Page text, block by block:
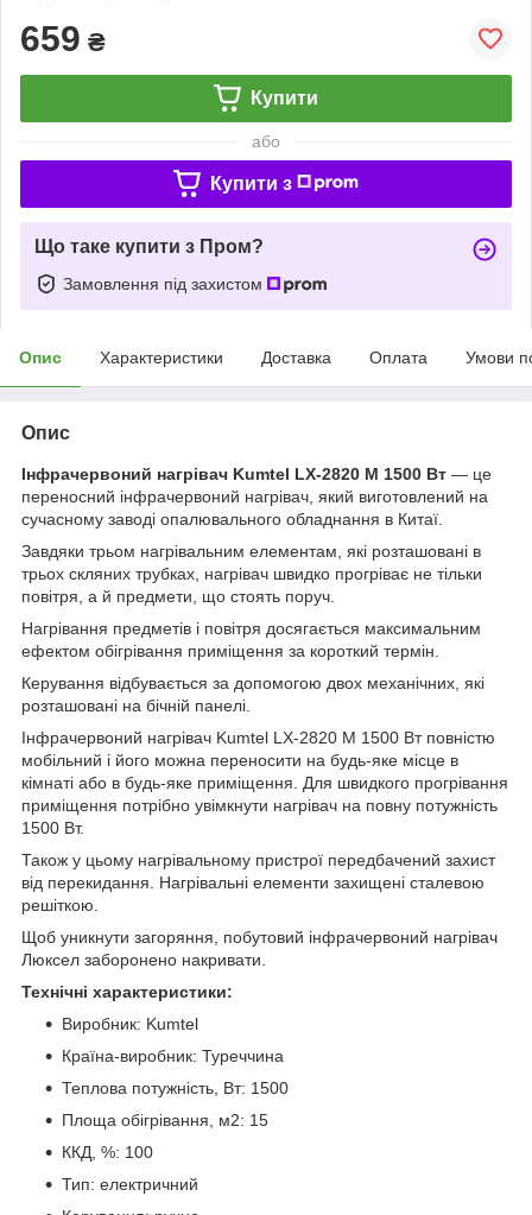
659 ₴
Купити
або
Купити з
Що таке купити з Пром?
Замовлення під захистом
Опис Характеристики Доставка Оплата Умови
Опис
Інфрачервоний нагрівач Kumtel LX-2820 M 1500 Вт — це
переносний інфрачервоний нагрівач, який виготовлений на
сучасному заводі опалювального обладнання в Китаї.
Завдяки трьом нагрівальним елементам, які розташовані в
трьох скляних трубках, нагрівач швидко прогріває не тільки
повітря, а й предмети, що стоять поруч.
Нагрівання предметів і повітря досягається максимальним
ефектом обігрівання приміщення за короткий термін.
Керування відбувається за допомогою двох механічних, які
розташовані на бічній панелі.
Інфрачервоний нагрівач Kumtel LX-2820 M 1500 Вт повністю
мобільний і його можна переносити на будь-яке місце в
кімнаті або в будь-яке приміщення. Для швидкого прогрівання
приміщення потрібно увімкнути нагрівач на повну потужність
1500 Вт.
Також у цьому нагрівальному пристрої передбачений захист
від перекидання. Нагрівальні елементи захищені сталевою
решіткою.
Щоб уникнути загоряння, побутовий інфрачервоний нагрівач
Люксел заборонено накривати.
Технічні характеристики:
Виробник: Kumtel
Країна-виробник: Туреччина
Теплова потужність, Вт: 1500
Площа обігрівання, м2: 15
ККД, %: 100
Тип: електричний